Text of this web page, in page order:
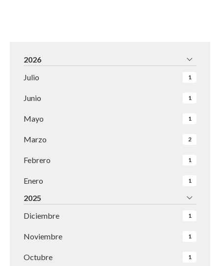
2026
Julio
1
Junio 1
Mayo 1
Marzo 2
Febrero 1
Enero 1
2025
Diciembre
1
Noviembre 1
Octubre 1